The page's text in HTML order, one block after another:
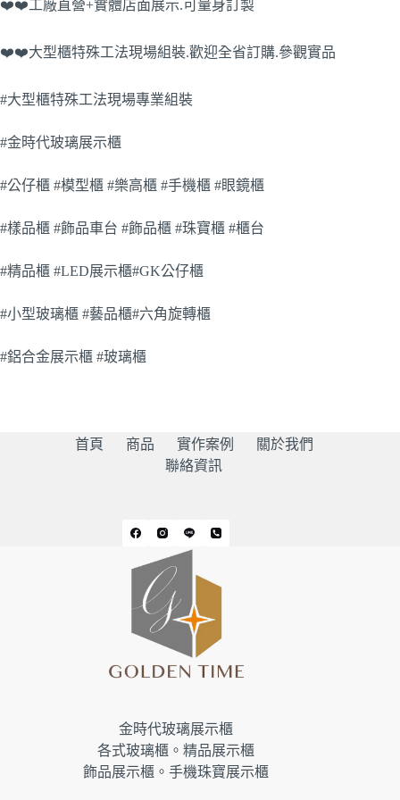
❤️❤️工廠直營+實體店面展示.可量身訂製
❤️❤️大型櫃特殊工法現場組裝.歡迎全省訂購.參觀實品
#大型櫃特殊工法現場專業組裝
#金時代玻璃展示櫃
#公仔櫃 #模型櫃 #樂高櫃 #手機櫃 #眼鏡櫃
#樣品櫃 #飾品車台 #飾品櫃 #珠寶櫃 #櫃台
#精品櫃 #LED展示櫃#GK公仔櫃
#小型玻璃櫃 #藝品櫃#六角旋轉櫃
#鋁合金展示櫃 #玻璃櫃
首頁 商品 實作案例
關於我們
聯絡資訊
金時代玻璃展示櫃
各式玻璃櫃。精品展示櫃
飾品展示櫃。手機珠寶展示櫃